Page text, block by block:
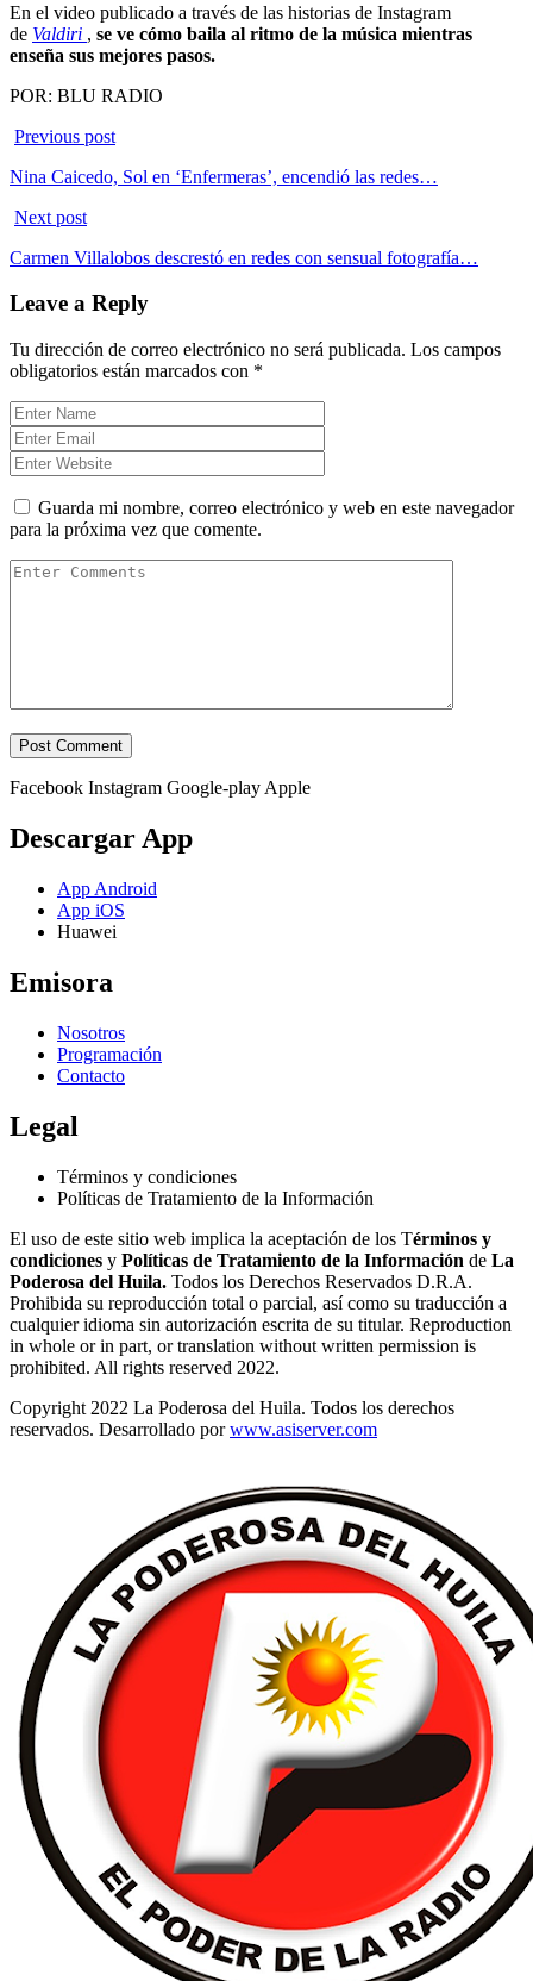
En el video publicado a través de las historias de Instagram
de Valdiri , se ve cómo baila al ritmo de la música mientras
enseña sus mejores pasos.
POR: BLU RADIO
Previous post
Nina Caicedo, Sol en ‘Enfermeras’, encendió las redes…
Next post
Carmen Villalobos descrestó en redes con sensual fotografía…
Leave a Reply
Tu dirección de correo electrónico no será publicada. Los campos
obligatorios están marcados con *
Guarda mi nombre, correo electrónico y web en este navegador
para la próxima vez que comente.
Facebook Instagram Google-play Apple
Descargar App
App Android
App iOS
Huawei
Emisora
Nosotros
Programación
Contacto
Legal
Términos y condiciones
Políticas de Tratamiento de la Información
El uso de este sitio web implica la aceptación de los Términos y
condiciones y Políticas de Tratamiento de la Información de La
Poderosa del Huila. Todos los Derechos Reservados D.R.A.
Prohibida su reproducción total o parcial, así como su traducción a
cualquier idioma sin autorización escrita de su titular. Reproduction
in whole or in part, or translation without written permission is
prohibited. All rights reserved 2022.
Copyright 2022 La Poderosa del Huila. Todos los derechos
reservados. Desarrollado porwww.asiserver.com